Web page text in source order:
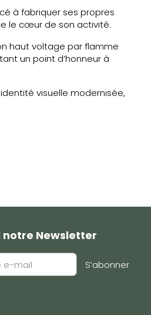
à fabriquer ses propres
le cœur de son activité.
haut voltage par flamme
un point d’honneur à
visuelle modernisée,
Newsletter
S’abonner